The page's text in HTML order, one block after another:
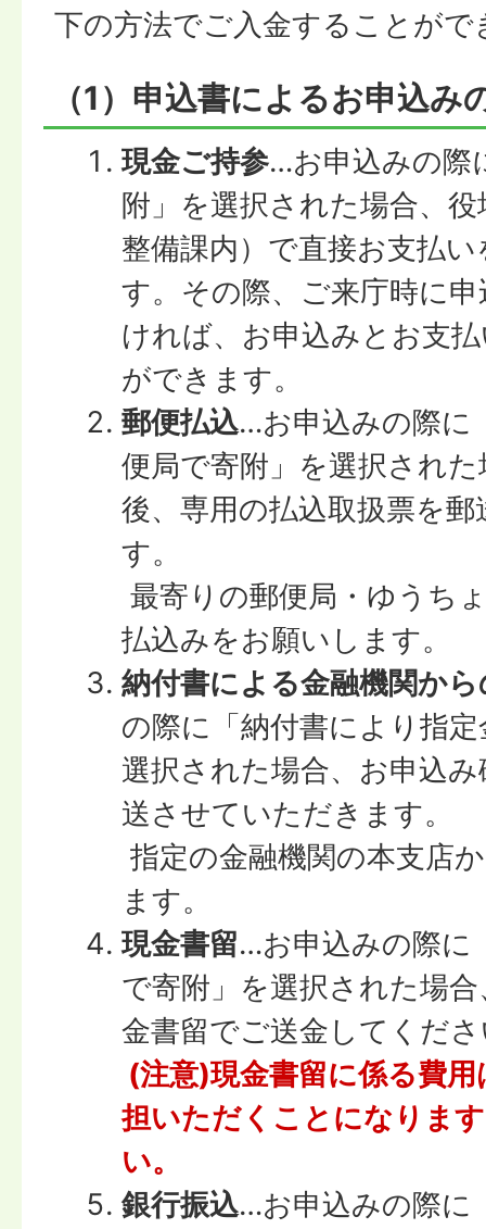
下の方法でご入金することがで
（1）申込書によるお申込み
現金ご持参…お申込みの際
附」を選択された場合、
整備課内）で直接お支払
す。その際、ご来庁時に
ければ、お申込みとお支
ができます。
郵便払込…お申込みの際に
便局で寄附」を選択され
後、専用の払込取扱票を
す。
最寄りの郵便局・ゆうち
払込みをお願いします。
納付書による金融機関か
の際に「納付書により指
選択された場合、お申込
送させていただきます。
指定の金融機関の本支店
ます。
現金書留…お申込みの際に
で寄附」を選択された場
金書留でご送金してくだ
(注意)現金書留に係る費
担いただくことになりま
い。
銀行振込…お申込みの際に